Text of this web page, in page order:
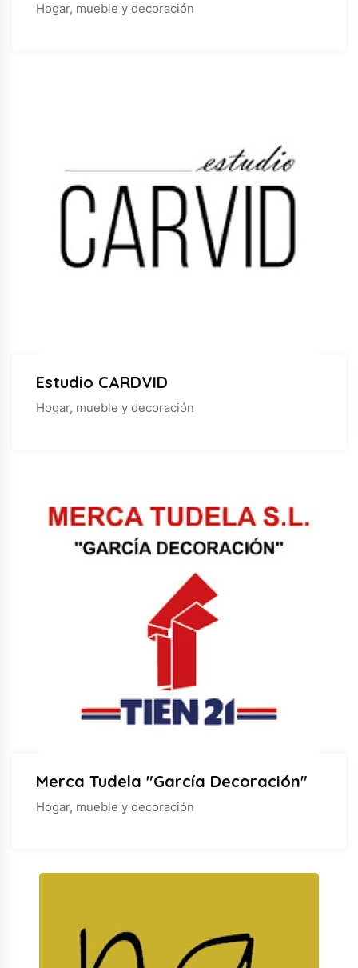
Hogar, mueble y decoración
Estudio CARDVID
Hogar, mueble y decoración
Merca Tudela "García Decoración"
Hogar, mueble y decoración